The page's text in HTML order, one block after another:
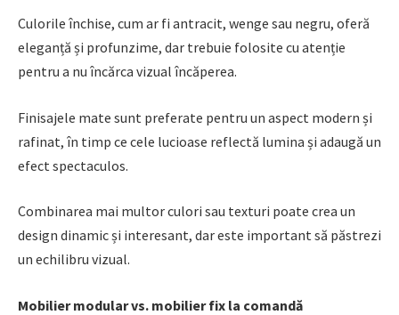
Culorile închise, cum ar fi antracit, wenge sau negru, oferă
eleganță și profunzime, dar trebuie folosite cu atenție
pentru a nu încărca vizual încăperea.
Finisajele mate sunt preferate pentru un aspect modern și
rafinat, în timp ce cele lucioase reflectă lumina și adaugă un
efect spectaculos.
Combinarea mai multor culori sau texturi poate crea un
design dinamic și interesant, dar este important să păstrezi
un echilibru vizual.
Mobilier modular vs. mobilier fix la comandă